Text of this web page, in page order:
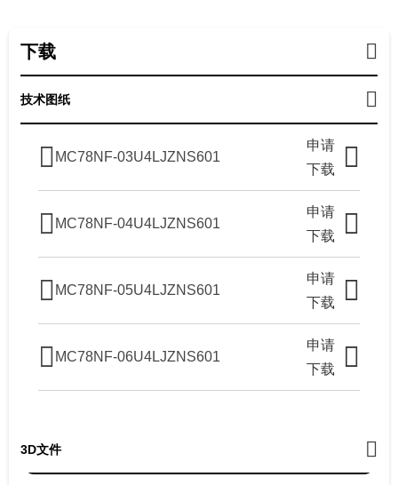
下载
技术图纸
MC78NF-03U4LJZNS601
申请
下载
MC78NF-04U4LJZNS601
申请
下载
MC78NF-05U4LJZNS601
申请
下载
MC78NF-06U4LJZNS601
申请
下载
3D文件